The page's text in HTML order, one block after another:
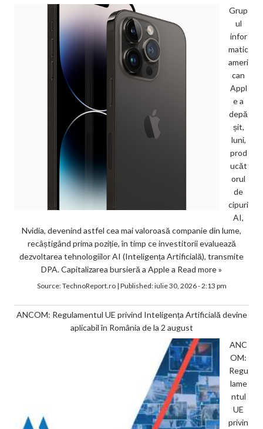
Grup
ul
infor
matic
ameri
can
Appl
e a
depă
șit,
luni,
prod
ucăt
orul
de
cipuri
AI,
Nvidia, devenind astfel cea mai valoroasă companie din lume,
recâștigând prima poziție, în timp ce investitorii evaluează
dezvoltarea tehnologiilor AI (Inteligența Artificială), transmite
DPA. Capitalizarea bursieră a Apple a Read more »
Source:TechnoReport.ro| Published:iulie 30, 2026 - 2:13 pm
ANCOM: Regulamentul UE privind Inteligența Artificială devine
aplicabil în România de la 2 august
ANC
OM:
Regu
lame
ntul
UE
privin